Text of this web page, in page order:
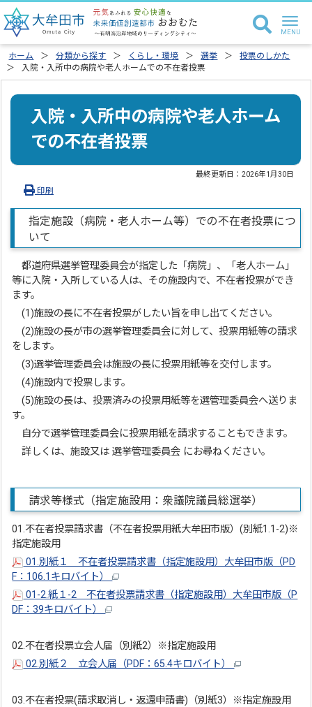
ホーム 分類から探す くらし・環境 選挙
投票のしかた
入院・入所中の病院や老人ホームでの不在者投票
入院・入所中の病院や老人ホーム
での不在者投票
最終更新日：2026年1月30日
印刷
指定施設（病院・老人ホーム等）での不在者投票につ
いて
都道府県選挙管理委員会が指定した「病院」、「老人ホーム」
等に入院・入所している人は、その施設内で、不在者投票ができ
ます。
(1)施設の長に不在者投票がしたい旨を申し出てください。
(2)施設の長が市の選挙管理委員会に対して、投票用紙等の請求
をします。
(3)選挙管理委員会は施設の長に投票用紙等を交付します。
(4)施設内で投票します。
(5)施設の長は、投票済みの投票用紙等を選管理委員会へ送りま
す。
自分で選挙管理委員会に投票用紙を請求することもできます。
詳しくは、施設又は 選挙管理委員会 にお尋ねください。
請求等様式（指定施設用：衆議院議員総選挙）
01.不在者投票請求書（不在者投票用紙大牟田市版）(別紙1.1-2)※
指定施設用
01.別紙１ 不在者投票請求書（指定施設用）大牟田市版（PD
F：106.1キロバイト）
01-2.紙１-2 不在者投票請求書（指定施設用）大牟田市版（P
DF：39キロバイト）
02.不在者投票立会人届（別紙2）※指定施設用
02.別紙２ 立会人届（PDF：65.4キロバイト）
03.不在者投票(請求取消し・返還申請書)（別紙3）※指定施設用